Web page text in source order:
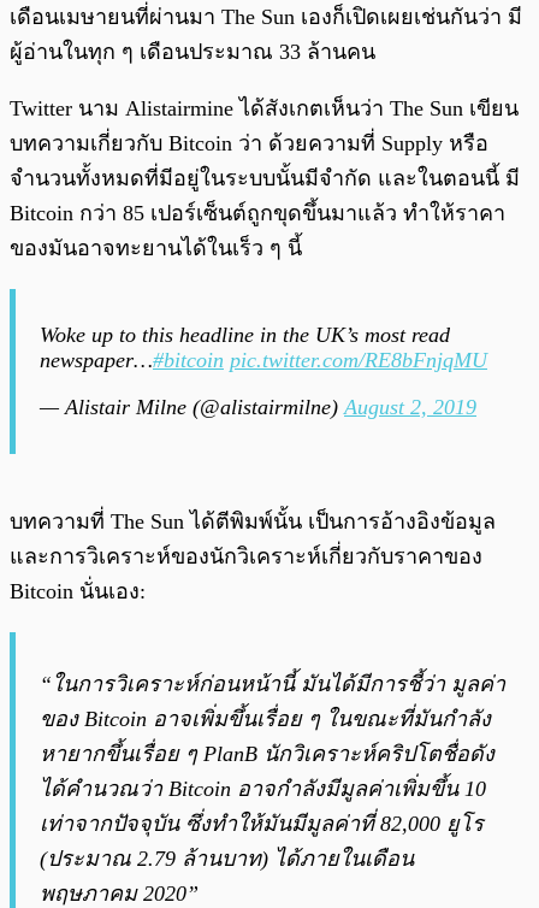
เดือนเมษายนที่ผ่านมา The Sun เองก็เปิดเผยเช่นกันว่า มี
ผู้อ่านในทุก ๆ เดือนประมาณ 33 ล้านคน
Twitter นาม Alistairmine ได้สังเกตเห็นว่า The Sun เขียน
บทความเกี่ยวกับ Bitcoin ว่า ด้วยความที่ Supply หรือ
จำนวนทั้งหมดที่มีอยู่ในระบบนั้นมีจำกัด และในตอนนี้ มี
Bitcoin กว่า 85 เปอร์เซ็นต์ถูกขุดขึ้นมาแล้ว ทำให้ราคา
ของมันอาจทะยานได้ในเร็ว ๆ นี้
Woke up to this headline in the UK’s most read
newspaper…#bitcoin pic.twitter.com/RE8bFnjqMU
— Alistair Milne (@alistairmilne) August 2, 2019
บทความที่ The Sun ได้ตีพิมพ์นั้น เป็นการอ้างอิงข้อมูล
และการวิเคราะห์ของนักวิเคราะห์เกี่ยวกับราคาของ
Bitcoin นั่นเอง:
“ในการวิเคราะห์ก่อนหน้านี้ มันได้มีการชี้ว่า มูลค่า
ของ Bitcoin อาจเพิ่มขึ้นเรื่อย ๆ ในขณะที่มันกำลัง
หายากขึ้นเรื่อย ๆ PlanB นักวิเคราะห์คริปโตชื่อดัง
ได้คำนวณว่า Bitcoin อาจกำลังมีมูลค่าเพิ่มขึ้น 10
เท่าจากปัจจุบัน ซึ่งทำให้มันมีมูลค่าที่ 82,000 ยูโร
(ประมาณ 2.79 ล้านบาท) ได้ภายในเดือน
พฤษภาคม 2020”